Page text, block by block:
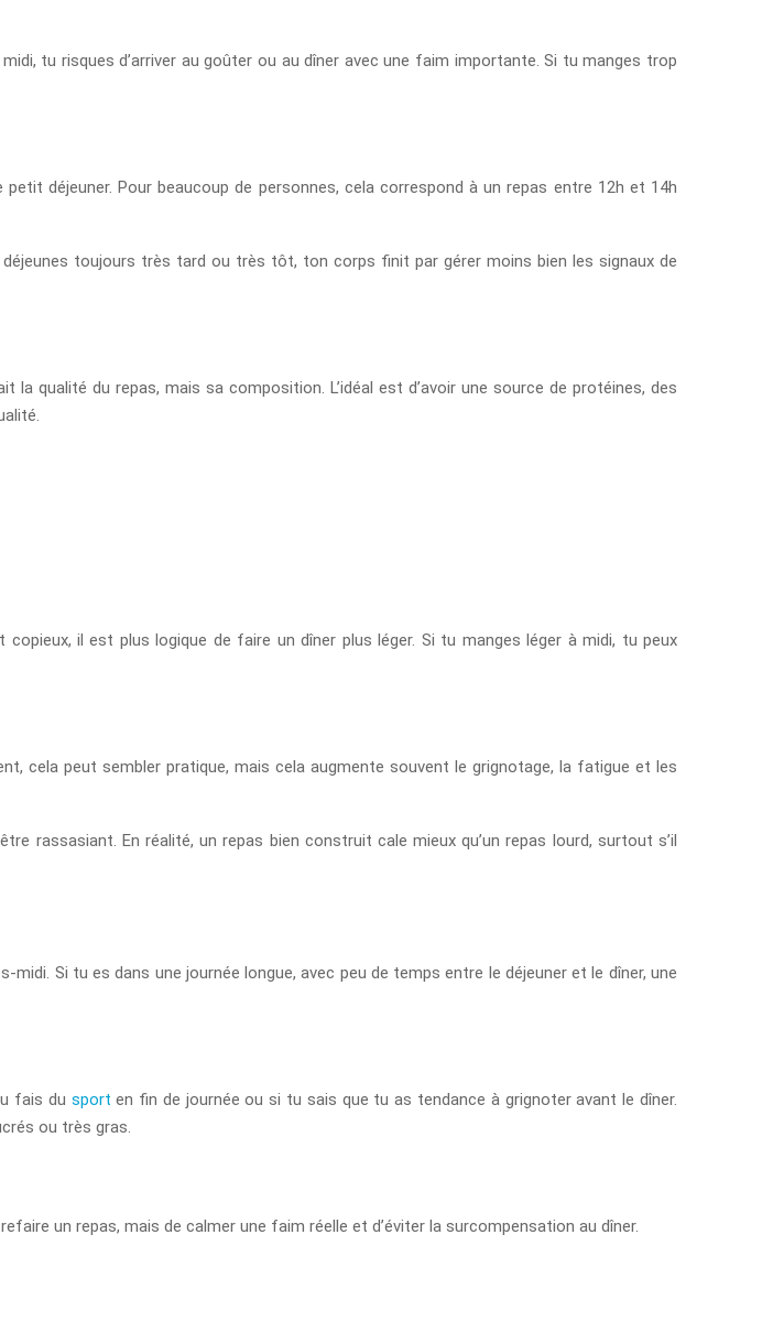
tu risques d’arriver au goûter ou au dîner avec une faim importante. Si tu manges trop
déjeuner. Pour beaucoup de personnes, cela correspond à un repas entre 12h et 14h
toujours très tard ou très tôt, ton corps finit par gérer moins bien les signaux de
qualité du repas, mais sa composition. L’idéal est d’avoir une source de protéines, des
il est plus logique de faire un dîner plus léger. Si tu manges léger à midi, tu peux
cela peut sembler pratique, mais cela augmente souvent le grignotage, la fatigue et les
rassasiant. En réalité, un repas bien construit cale mieux qu’un repas lourd, surtout s’il
Si tu es dans une journée longue, avec peu de temps entre le déjeuner et le dîner, une
fais du sport en fin de journée ou si tu sais que tu as tendance à grignoter avant le dîner.
ou très gras.
un repas, mais de calmer une faim réelle et d’éviter la surcompensation au dîner.